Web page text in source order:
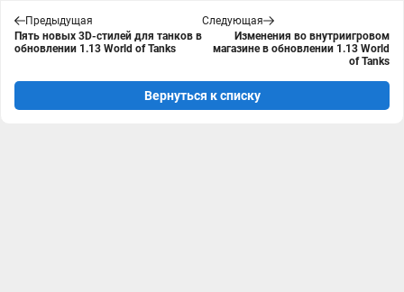
Предыдущая
Пять новых 3D-стилей для танков в
обновлении 1.13 World of Tanks
Следующая
Изменения во внутриигровом
магазине в обновлении 1.13 World
of Tanks
Вернуться к списку